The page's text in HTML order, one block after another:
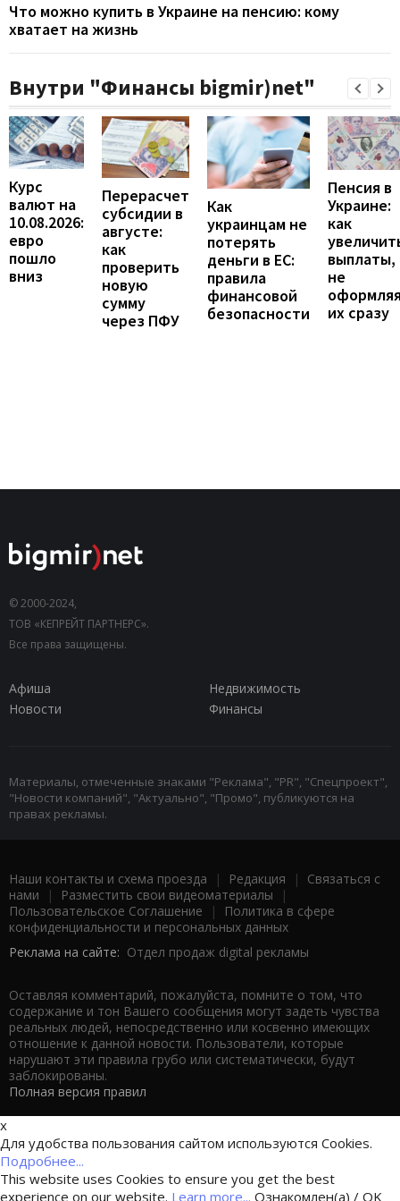
Что можно купить в Украине на пенсию: кому
хватает на жизнь
Внутри "Финансы bigmir)net"
Курс
валют на
10.08.2026:
евро
пошло
вниз
Перерасчет
субсидии в
августе:
как
проверить
новую
сумму
через ПФУ
Как
украинцам не
потерять
деньги в ЕС:
правила
финансовой
безопасности
Пенсия в
Украине:
как
выплаты,
не
их сразу
© 2000-2024,
ТОВ «КЕПРЕЙТ ПАРТНЕРС».
Все права защищены.
Афиша
Недвижимость
Новости
Финансы
Материалы, отмеченные знаками "Реклама", "PR", "Спецпроект",
"Новости компаний", "Актуально", "Промо", публикуются на
правах рекламы.
Наши контакты и схема проезда | Редакция | Связаться с
нами | Разместить свои видеоматериалы |
Пользовательское Соглашение |
Политика в сфере
конфиденциальности и персональных данных
Реклама на сайте: Отдел продаж digital рекламы
Оставляя комментарий, пожалуйста, помните о том, что
содержание и тон Вашего сообщения могут задеть чувства
реальных людей, непосредственно или косвенно имеющих
отношение к данной новости. Пользователи, которые
нарушают эти правила грубо или систематически, будут
заблокированы.
Полная версия правил
x
Для удобства пользования сайтом используются Cookies.
Подробнее...
This website uses Cookies to ensure you get the best
experience on our website. Learn more... Ознакомлен(а) / OK